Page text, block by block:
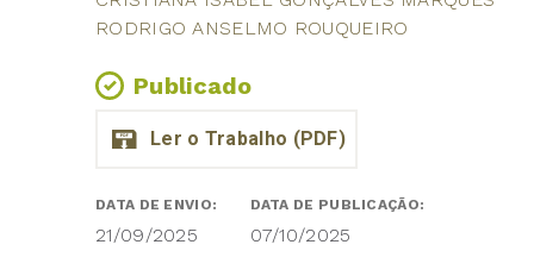
RODRIGO ANSELMO ROUQUEIRO
Publicado
DATA DE ENVIO:
21/09/2025
DATA DE PUBLICAÇÃO:
07/10/2025